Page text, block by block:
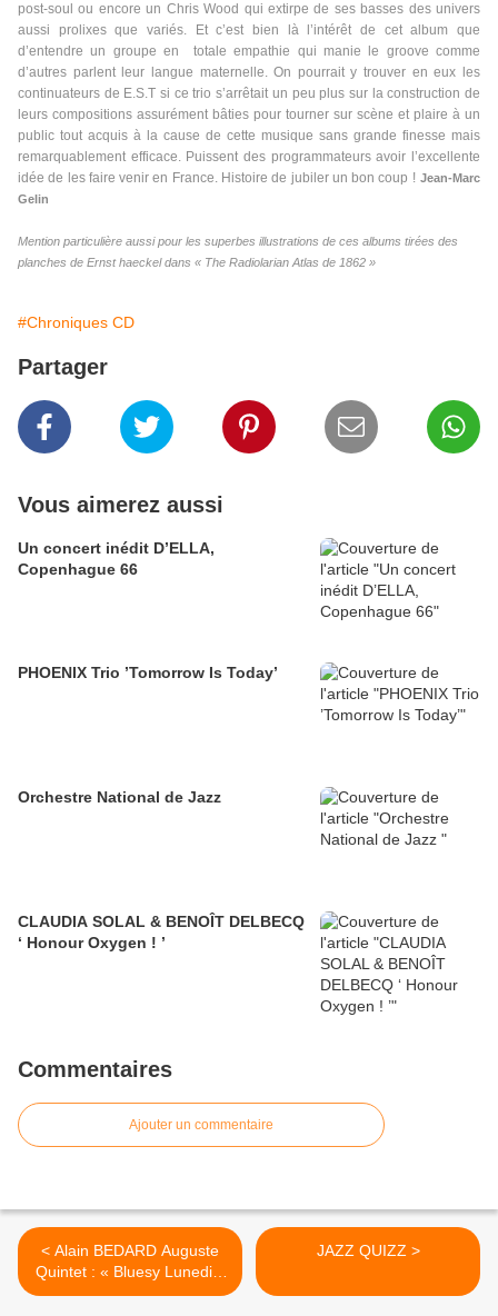
post-soul ou encore un Chris Wood qui extirpe de ses basses des univers
aussi prolixes que variés. Et c’est bien là l’intérêt de cet album que
d’entendre un groupe en totale empathie qui manie le groove comme
d’autres parlent leur langue maternelle. On pourrait y trouver en eux les
continuateurs de E.S.T si ce trio s’arrêtait un peu plus sur la construction de
leurs compositions assurément bâties pour tourner sur scène et plaire à un
public tout acquis à la cause de cette musique sans grande finesse mais
remarquablement efficace. Puissent des programmateurs avoir l’excellente
idée de les faire venir en France. Histoire de jubiler un bon coup ! Jean-Marc
Gelin
Mention particulière aussi pour les superbes illustrations de ces albums tirées des
planches de Ernst haeckel dans « The Radiolarian Atlas de 1862 »
#Chroniques CD
Partager
Vous aimerez aussi
Un concert inédit D’ELLA,
Copenhague 66
PHOENIX Trio ’Tomorrow Is Today’
Orchestre National de Jazz
CLAUDIA SOLAL & BENOÎT DELBECQ
‘ Honour Oxygen ! ’
Commentaires
Ajouter un commentaire
< Alain BEDARD Auguste
Quintet : « Bluesy Lunedi »
**
JAZZ QUIZZ >